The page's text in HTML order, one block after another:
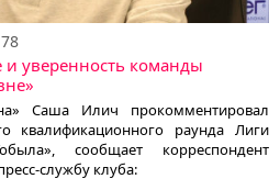
78
уверенность команды
Саша Илич прокомментировал
квалификационного раунда Лиги
сообщает корреспондент
службу клуба: